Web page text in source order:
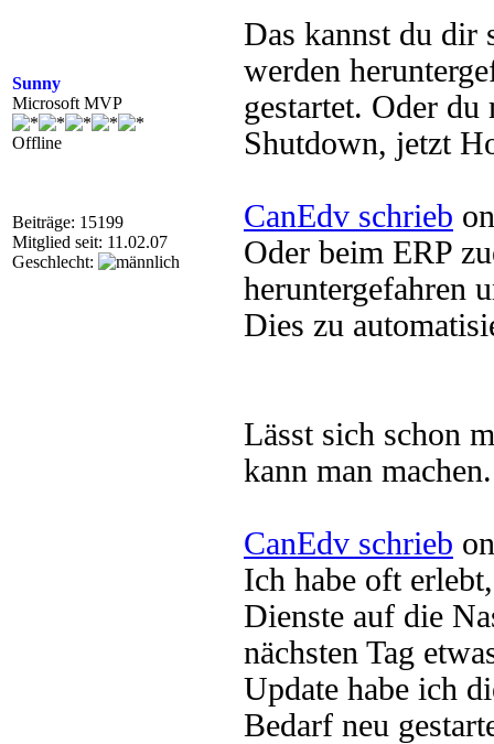
Sunny
Microsoft MVP
Offline
Beiträge: 15199
Mitglied seit: 11.02.07
Geschlecht:
Das kannst du dir
werden
gestartet. Oder
Shutdown, jetzt
CanEdv schrieb
Oder beim ERP
heruntergefahren
Dies zu
Lässt sich schon
kann man machen.
CanEdv schrieb
Ich habe oft
Dienste auf die
nächsten Tag
Update habe ich
Bedarf neu